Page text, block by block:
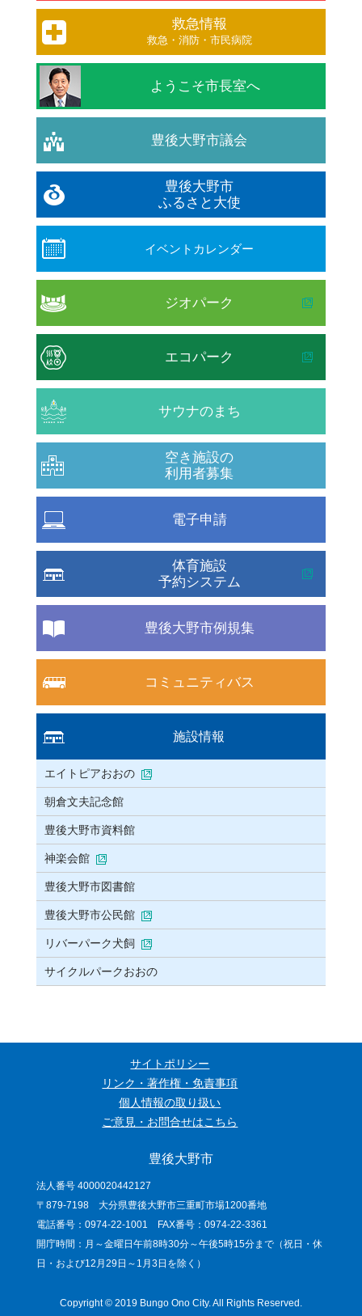
救急情報
救急・消防・市民病院
ようこそ市長室へ
豊後大野市議会
豊後大野市
ふるさと大使
イベントカレンダー
ジオパーク
エコパーク
サウナのまち
空き施設の
利用者募集
電子申請
体育施設
予約システム
豊後大野市例規集
コミュニティバス
施設情報
エイトピアおおの
朝倉文夫記念館
豊後大野市資料館
神楽会館
豊後大野市図書館
豊後大野市公民館
リバーパーク犬飼
サイクルパークおおの
サイトポリシー
リンク・著作権・免責事項
個人情報の取り扱い
ご意見・お問合せはこちら
豊後大野市
法人番号 4000020442127
〒879-7198 大分県豊後大野市三重町市場1200番地
電話番号：0974-22-1001 FAX番号：0974-22-3361
開庁時間：月～金曜日午前8時30分～午後5時15分まで（祝日・休
日・および12月29日～1月3日を除く）
Copyright © 2019 Bungo Ono City. All Rights Reserved.